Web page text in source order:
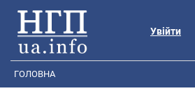
Увійти
ГОЛОВНА